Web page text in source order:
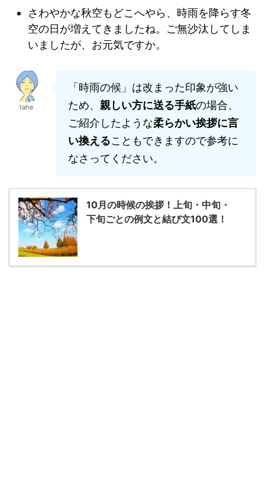
さわやかな秋空もどこへやら、時雨を降らす冬
空の日が増えてきましたね。ご無沙汰してしま
いましたが、お元気ですか。
tahe
「時雨の候」は改まった印象が強い
ため、 親しい方に送る手紙の場合、
ご紹介したような柔らかい挨拶に言
い換えることもできますので参考に
なさってください。
10月の時候の挨拶！上旬・中旬・
下旬ごとの例文と結び文100選！